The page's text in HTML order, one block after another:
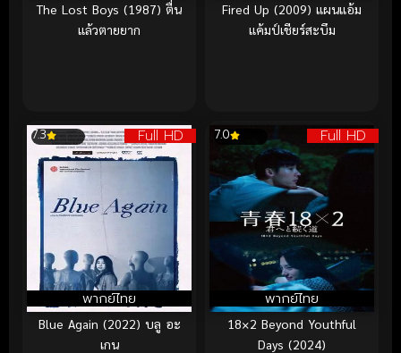
The Lost Boys (1987) ตื่น
แล้วตายยาก
Fired Up (2009) แผนแอ้ม
แค้มป์เชียร์สะบึม
Full HD
พากย์ไทย
7.3
Blue Again (2022) บลู อะ
เกน
Full HD
พากย์ไทย
7.0
18×2 Beyond Youthful
Days (2024)